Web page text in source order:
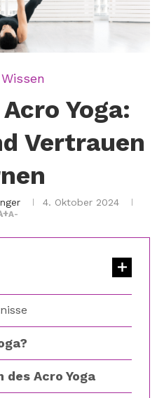
Yoga:
Vertrauen
4. Oktober 2024
A-
des Acro Yoga